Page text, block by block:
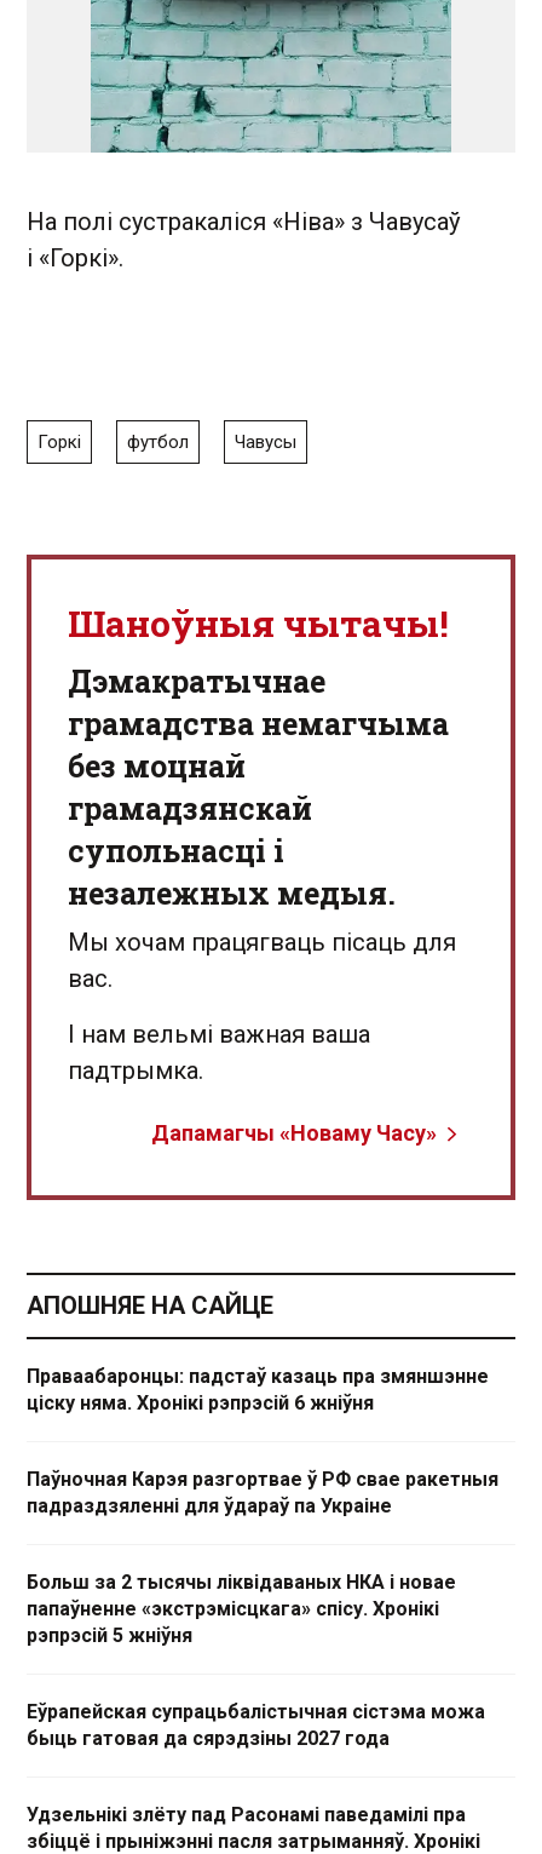
На полі сустракаліся «Ніва» з Чавусаў
і «Горкі».
Горкі футбол Чавусы
Шаноўныя чытачы!
Дэмакратычнае
грамадства немагчыма
без моцнай
грамадзянскай
супольнасці і
незалежных медыя.
Мы хочам працягваць пісаць для
вас.
І нам вельмі важная ваша
падтрымка.
Дапамагчы «Новаму Часу»
АПОШНЯЕ НА САЙЦЕ
Праваабаронцы: падстаў казаць пра змяншэнне
ціску няма. Хронікі рэпрэсій 6 жніўня
Паўночная Карэя разгортвае ў РФ свае ракетныя
падраздзяленні для ўдараў па Украіне
Больш за 2 тысячы ліквідаваных НКА і новае
папаўненне «экстрэмісцкага» спісу. Хронікі
рэпрэсій 5 жніўня
Еўрапейская супрацьбалістычная сістэма можа
быць гатовая да сярэдзіны 2027 года
Удзельнікі злёту пад Расонамі паведамілі пра
збіццё і прыніжэнні пасля затрыманняў. Хронікі